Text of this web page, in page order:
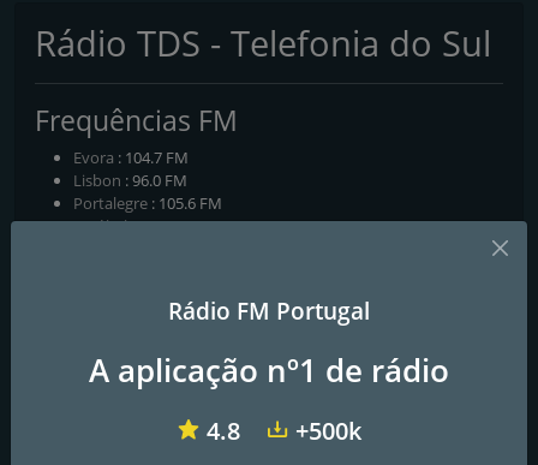
Rádio TDS - Telefonia do Sul
Frequências FM
Evora : 104.7 FM
Lisbon : 96.0 FM
Portalegre : 105.6 FM
Setúbal: 93.9 FM
https://televisaodosul.pt/radio-tds-online/
Rádio FM Portugal
A aplicação nº1 de rádio
4.8 +500k